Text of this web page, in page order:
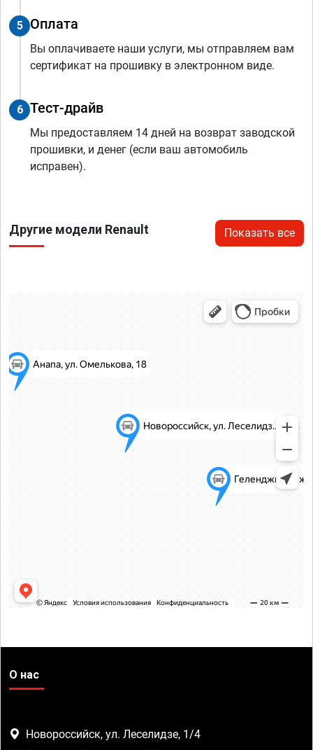
5 Оплата
Вы оплачиваете наши услуги, мы отправляем вам
сертификат на прошивку в электронном виде.
6 Тест-драйв
Мы предоставляем 14 дней на возврат заводской
прошивки, и денег (если ваш автомобиль
исправен).
Другие модели Renault Показать все
О нас
Новороссийск, ул. Леселидзе, 1/4